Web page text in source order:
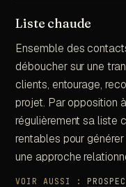
Liste chaude
Ensemble des
déboucher sur une
clients, entourage,
projet. Par opposition
régulièrement sa liste
rentables pour
une approche
VOIR AUSSI :